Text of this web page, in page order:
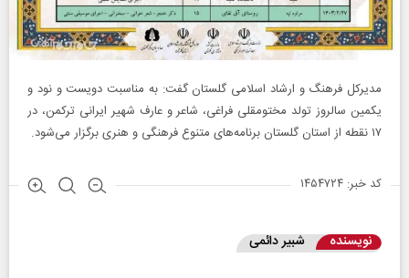
مدیرکل فرهنگ و ارشاد اسلامی گلستان گفت: به مناسبت دویست و نود و
یکمین سالروز تولد مختومقلی فراغی، شاعر و عارف شهیر ایرانی ترکمن، در
۱۷ نقطه از استان گلستان برنامه‌های متنوع فرهنگی و هنری برگزار می‌شود.
کد خبر: ۱۴۵۴۷۲۴
نویسنده شبیر دائمی